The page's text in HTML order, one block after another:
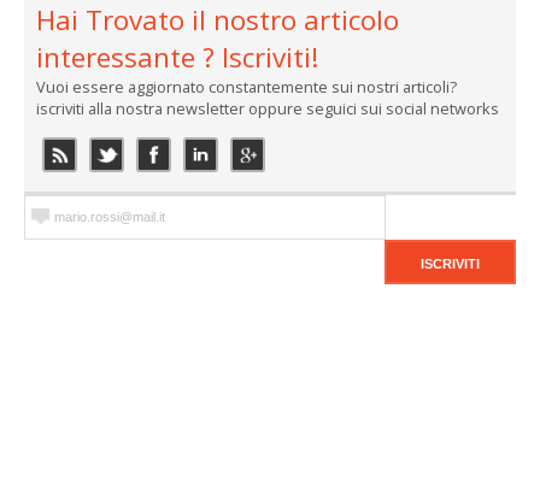
Hai Trovato il nostro articolo
interessante ? Iscriviti!
Vuoi essere aggiornato constantemente sui nostri articoli?
iscriviti alla nostra newsletter oppure seguici sui social networks